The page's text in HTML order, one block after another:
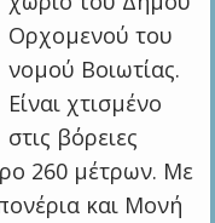
Ορχομενού του
νομού Βοιωτίας.
Είναι χτισμένο
στις βόρειες
260 μέτρων. Με
και Μονή